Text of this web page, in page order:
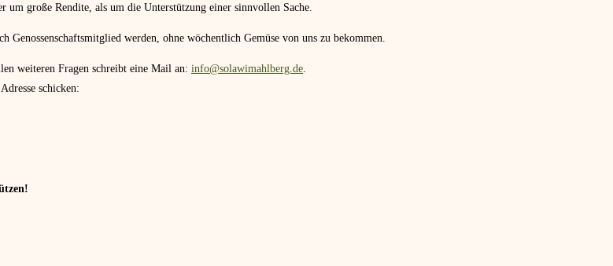
um große Rendite, als um die Unterstützung einer sinnvollen Sache.
Genossenschaftsmitglied werden, ohne wöchentlich Gemüse von uns zu bekommen.
weiteren Fragen schreibt eine Mail an: info@solawimahlberg.de.
schicken: